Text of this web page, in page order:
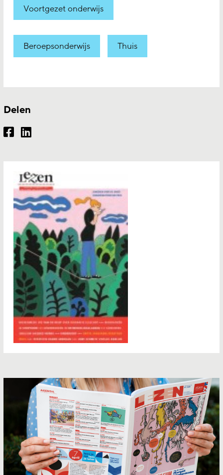
Voortgezet onderwijs
Beroepsonderwijs Thuis
Delen